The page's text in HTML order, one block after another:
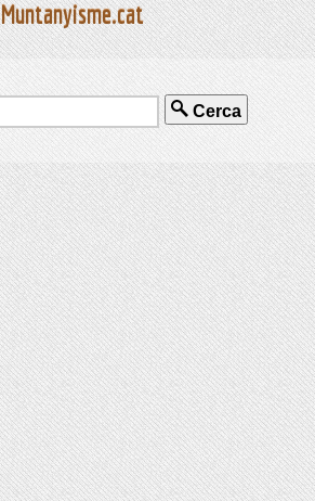
Muntanyisme.cat
Cerca